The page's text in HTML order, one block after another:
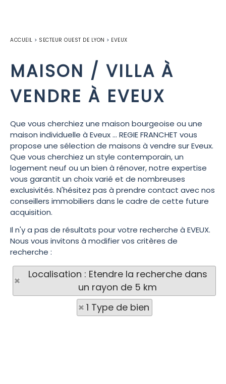
ACCUEIL > SECTEUR OUEST DE LYON > EVEUX
MAISON / VILLA À
VENDRE À EVEUX
Que vous cherchiez une maison bourgeoise ou une
maison individuelle à Eveux ... REGIE FRANCHET vous
propose une sélection de maisons à vendre sur Eveux.
Que vous cherchiez un style contemporain, un
logement neuf ou un bien à rénover, notre expertise
vous garantit un choix varié et de nombreuses
exclusivités. N'hésitez pas à prendre contact avec nos
conseillers immobiliers dans le cadre de cette future
acquisition.
Il n'y a pas de résultats pour votre recherche à EVEUX.
Nous vous invitons à modifier vos critères de
recherche :
Localisation : Etendre la recherche dans
un rayon de 5 km
1 Type de bien